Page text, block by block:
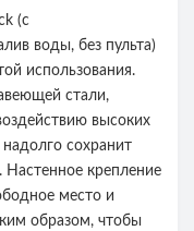
(с
воды, без пульта)
использования.
стали,
высоких
сохранит
крепление
место и
образом, чтобы